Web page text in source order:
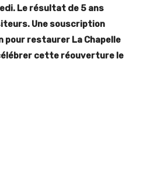
Le résultat de 5 ans
Une souscription
pour restaurer La Chapelle
cette réouverture le